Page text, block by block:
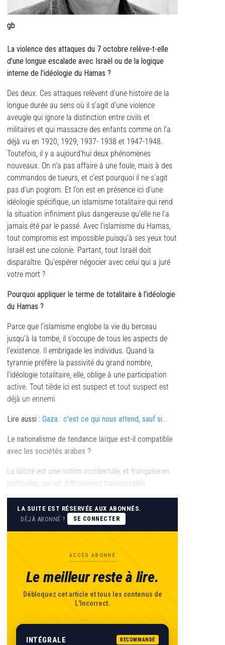
gb
La violence des attaques du 7 octobre relève-t-elle
d’une longue escalade avec Israël ou de la logique
interne de l’idéologie du Hamas ?
Des deux. Ces attaques relèvent d’une histoire de la
longue durée au sens où il s’agit d’une violence
aveugle qui ignore la distinction entre civils et
militaires et qui massacre des enfants comme on l’a
déjà vu en 1920, 1929, 1937- 1938 et 1947-1948.
Toutefois, il y a aujourd’hui deux phénomènes
nouveaux. On n’a pas affaire à une foule, mais à des
commandos de tueurs, et c’est pourquoi il ne s’agit
pas d’un pogrom. Et l’on est en présence ici d’une
idéologie spécifique, un islamisme totalitaire qui rend
la situation infiniment plus dangereuse qu’elle ne l’a
jamais été par le passé. Avec l’islamisme du Hamas,
tout compromis est impossible puisqu’à ses yeux tout
Israël est une colonie. Partant, tout Israël doit
disparaître. Qu’espérer négocier avec celui qui a juré
votre mort ?
Pourquoi appliquer le terme de totalitaire à l’idéologie
du Hamas ?
Parce que l’islamisme englobe la vie du berceau
jusqu’à la tombe, il s’occupe de tous les aspects de
l’existence. Il embrigade les individus. Quand la
tyrannie préfère la passivité du grand nombre,
l’idéologie totalitaire, elle, oblige à une participation
active. Tout tiède ici est suspect et tout suspect est
déjà un ennemi.
Lire aussi : Gaza : c’est ce qui nous attend, sauf si…
Le nationalisme de tendance laïque est-il compatible
avec les sociétés arabes ?
La laïcité est une notion occidentale, et française en
particulier, qui est difficilement transposable
LA SUITE EST RÉSERVÉE AUX ABONNÉS.
DÉJÀ ABONNÉ ?
SE CONNECTER
ACCÈS ABONNÉ
Le meilleur reste à lire.
Débloquez cet article et tous les contenus de
L'Incorrect.
INTÉGRALE RECOMMANDÉ